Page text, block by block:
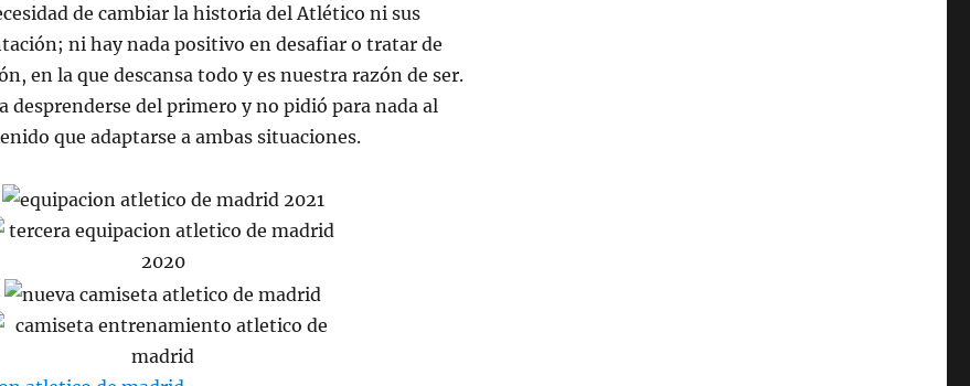
de cambiar la historia del Atlético ni sus
ni hay nada positivo en desafiar o tratar de
en la que descansa todo y es nuestra razón de ser.
desprenderse del primero y no pidió para nada al
que adaptarse a ambas situaciones.